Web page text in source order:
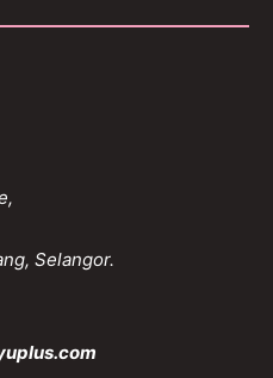
Selangor.